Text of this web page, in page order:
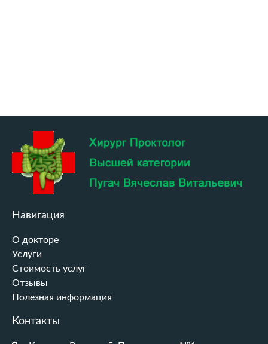
Навигация
О докторе
Услуги
Стоимость услуг
Отзывы
Полезная информация
Контакты